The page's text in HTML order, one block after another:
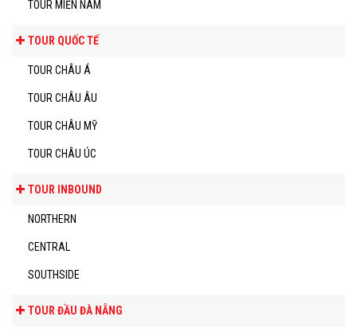
TOUR MIỀN NAM
TOUR QUỐC TẾ
TOUR CHÂU Á
TOUR CHÂU ÂU
TOUR CHÂU MỸ
TOUR CHÂU ÚC
TOUR INBOUND
NORTHERN
CENTRAL
SOUTHSIDE
TOUR ĐẦU ĐÀ NẴNG